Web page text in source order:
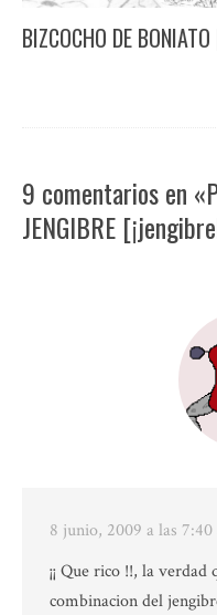
BIZCOCHO DE
9 comentarios en
JENGIBRE
8 junio, 2009 a las 7:40
¡¡ Que rico !!, la
combinacion del